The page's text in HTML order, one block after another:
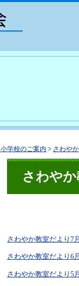
学校のご案内 > さわや
さわや
さわやか教室だより7
さわやか教室だより6
さわやか教室だより5